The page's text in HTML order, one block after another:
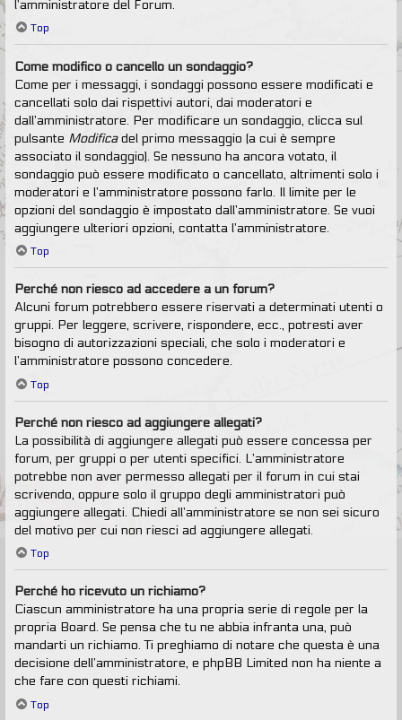
l’amministratore del Forum.
Top
Come modifico o cancello un sondaggio?
Come per i messaggi, i sondaggi possono essere modificati e
cancellati solo dai rispettivi autori, dai moderatori e
dall’amministratore. Per modificare un sondaggio, clicca sul
pulsante Modificadel primo messaggio (a cui è sempre
associato il sondaggio). Se nessuno ha ancora votato, il
sondaggio può essere modificato o cancellato, altrimenti solo i
moderatori e l’amministratore possono farlo. Il limite per le
opzioni del sondaggio è impostato dall’amministratore. Se vuoi
aggiungere ulteriori opzioni, contatta l’amministratore.
Top
Perché non riesco ad accedere a un forum?
Alcuni forum potrebbero essere riservati a determinati utenti o
gruppi. Per leggere, scrivere, rispondere, ecc., potresti aver
bisogno di autorizzazioni speciali, che solo i moderatori e
l’amministratore possono concedere.
Top
Perché non riesco ad aggiungere allegati?
La possibilità di aggiungere allegati può essere concessa per
forum, per gruppi o per utenti specifici. L’amministratore
potrebbe non aver permesso allegati per il forum in cui stai
scrivendo, oppure solo il gruppo degli amministratori può
aggiungere allegati. Chiedi all’amministratore se non sei sicuro
del motivo per cui non riesci ad aggiungere allegati.
Top
Perché ho ricevuto un richiamo?
Ciascun amministratore ha una propria serie di regole per la
propria Board. Se pensa che tu ne abbia infranta una, può
mandarti un richiamo. Ti preghiamo di notare che questa è una
decisione dell’amministratore, e phpBB Limited non ha niente a
che fare con questi richiami.
Top